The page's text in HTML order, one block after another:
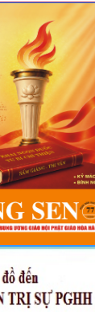
SỰ VIÊN
BAN ĐẠI
GIÁO LÝ
ĐỀ: NHỮNG
VỀ PHÁP
THỐNG PHÁP
NAM
HUẤN LỊCH SỬ,
VIỆT NAM VÀ
GIÁO HỘI
KỲ VI (2024-
TRỊ SỰ VIÊN
BAN ĐẠI
GIÁO LÝ
ĐỀ: SỰ RA
CHỨC
THỨC CỦA
VIỆT NAM